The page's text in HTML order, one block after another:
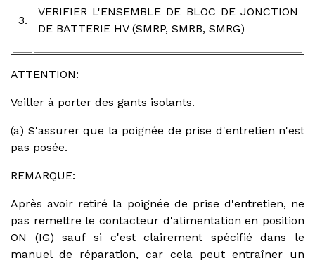
3.
VERIFIER L'ENSEMBLE DE BLOC DE JONCTION
DE BATTERIE HV (SMRP, SMRB, SMRG)
ATTENTION:
Veiller à porter des gants isolants.
(a) S'assurer que la poignée de prise d'entretien n'est
pas posée.
REMARQUE:
Après avoir retiré la poignée de prise d'entretien, ne
pas remettre le contacteur d'alimentation en position
ON (IG) sauf si c'est clairement spécifié dans le
manuel de réparation, car cela peut entraîner un